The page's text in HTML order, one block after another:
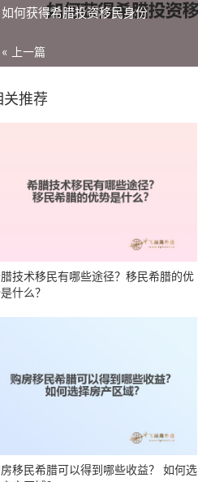
如何获得希腊投资移民身份
« 上一篇
关推荐
技术移民有哪些途径？移民希腊的优
什么？
移民希腊可以得到哪些收益？ 如何选